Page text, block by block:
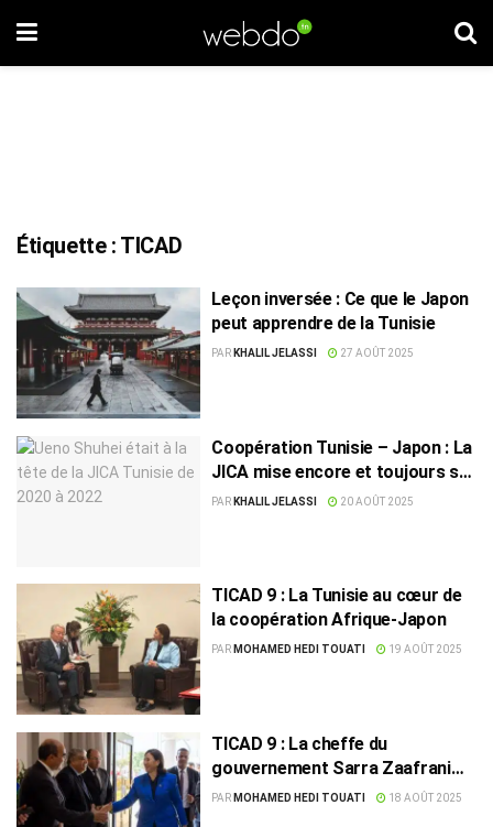
Étiquette : TICAD
Leçon inversée : Ce que le Japon
peut apprendre de la Tunisie
PAR KHALIL JELASSI 27 AOÛT 2025
Coopération Tunisie – Japon : La
JICA mise encore et toujours sur
la Tunisie
PAR KHALIL JELASSI 20 AOÛT 2025
TICAD 9 : La Tunisie au cœur de
la coopération Afrique-Japon
PAR MOHAMED HEDI TOUATI 19 AOÛT 2025
TICAD 9 : La cheffe du
gouvernement Sarra Zaafrani
Zenzri en route pour le Japon
PAR MOHAMED HEDI TOUATI 18 AOÛT 2025